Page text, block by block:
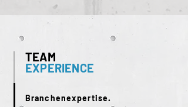
TEAM
EXPERIENCE
Branchenexpertise.